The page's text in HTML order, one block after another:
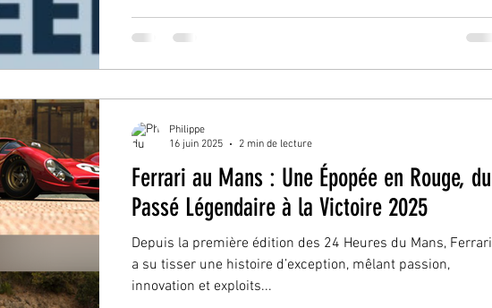
Ferrari au Mans : Une Épopée en Rouge, du
Passé Légendaire à la Victoire 2025
Depuis la première édition des 24 Heures du Mans, Ferrari
a su tisser une histoire d’exception, mêlant passion,
innovation et exploits...
Philippe
16 juin 2025
2 min de lecture